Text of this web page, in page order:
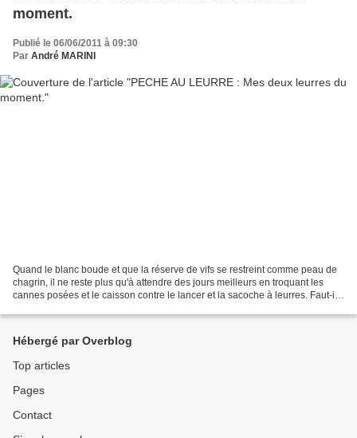
moment.
Publié le 06/06/2011 à 09:30
Par André MARINI
Quand le blanc boude et que la réserve de vifs se restreint comme peau de
chagrin, il ne reste plus qu'à attendre des jours meilleurs en troquant les
cannes posées et le caisson contre le lancer et la sacoche à leurres. Faut-il
Hébergé par Overblog
Top articles
Pages
Contact